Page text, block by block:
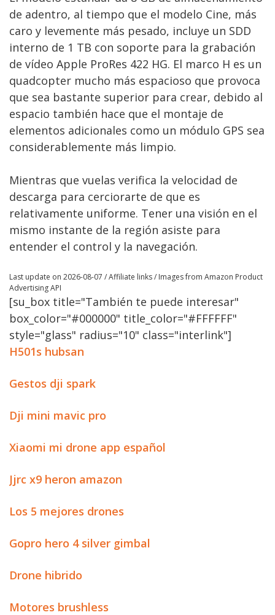
de adentro, al tiempo que el modelo Cine, más
caro y levemente más pesado, incluye un SDD
interno de 1 TB con soporte para la grabación
de vídeo Apple ProRes 422 HG. El marco H es un
quadcopter mucho más espacioso que provoca
que sea bastante superior para crear, debido al
espacio también hace que el montaje de
elementos adicionales como un módulo GPS sea
considerablemente más limpio.
Mientras que vuelas verifica la velocidad de
descarga para cerciorarte de que es
relativamente uniforme. Tener una visión en el
mismo instante de la región asiste para
entender el control y la navegación.
Last update on 2026-08-07 / Affiliate links / Images from Amazon Product
Advertising API
[su_box title="También te puede interesar"
box_color="#000000" title_color="#FFFFFF"
style="glass" radius="10" class="interlink"]
H501s hubsan
Gestos dji spark
Dji mini mavic pro
Xiaomi mi drone app español
Jjrc x9 heron amazon
Los 5 mejores drones
Gopro hero 4 silver gimbal
Drone hibrido
Motores brushless